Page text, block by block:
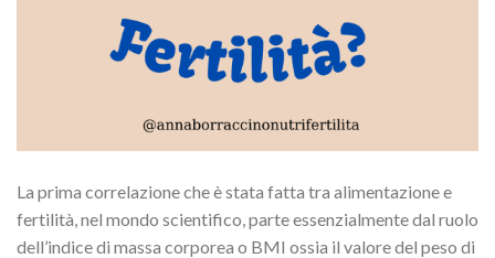
La prima correlazione che è stata fatta tra alimentazione e
fertilità, nel mondo scientifico, parte essenzialmente dal ruolo
dell’indice di massa corporea o BMI ossia il valore del peso di